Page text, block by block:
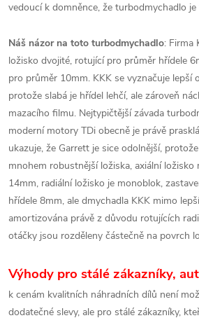
vedoucí k domněnce, že turbodmychadlo je
Náš názor na toto turbodmychadlo: Firma
ložisko dvojité, rotující pro průměr hřídele
pro průměr 10mm. KKK se vyznačuje lepší
protože slabá je hřídel lehčí, ale zároveň
mazacího filmu. Nejtypičtější závada
moderní motory TDi obecně je právě
ukazuje, že Garrett je sice odolnější,
mnohem robustnější ložiska, axiální ložisko
14mm, radiální ložisko je monoblok,
hřídele 8mm, ale dmychadla KKK mimo
amortizována právě z důvodu rotujících
otáčky jsou rozděleny částečně na povrch
Výhody pro stálé zákazníky,
k cenám kvalitních náhradních dílů není
dodatečné slevy, ale pro stálé zákazníky,